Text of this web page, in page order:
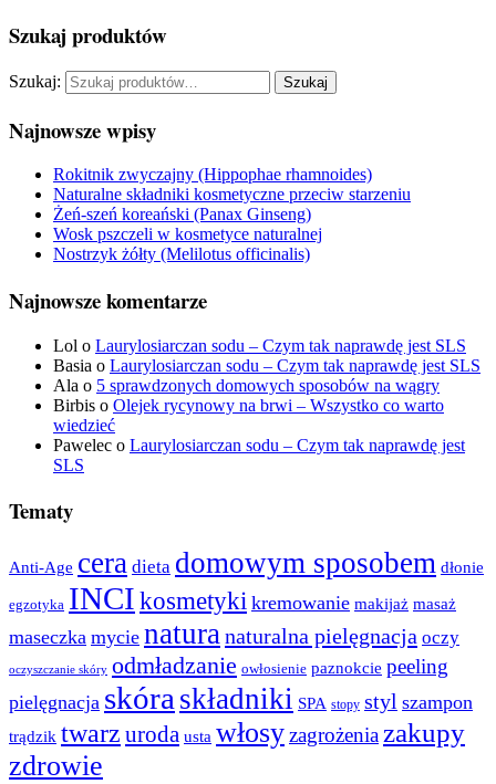
Szukaj produktów
Szukaj: Szukaj
Najnowsze wpisy
Rokitnik zwyczajny (Hippophae rhamnoides)
Naturalne składniki kosmetyczne przeciw starzeniu
Żeń-szeń koreański (Panax Ginseng)
Wosk pszczeli w kosmetyce naturalnej
Nostrzyk żółty (Melilotus officinalis)
Najnowsze komentarze
Lol o Laurylosiarczan sodu – Czym tak naprawdę jest SLS
Basia o Laurylosiarczan sodu – Czym tak naprawdę jest SLS
Ala o 5 sprawdzonych domowych sposobów na wągry
Birbis o Olejek rycynowy na brwi – Wszystko co warto
wiedzieć
Pawelec o Laurylosiarczan sodu – Czym tak naprawdę jest
SLS
Tematy
Anti-Age cera dieta domowym sposobem dłonie
egzotyka INCIkosmetyki kremowanie makijaż masaż
maseczka mycie naturanaturalna pielęgnacja oczy
oczyszczanie skóry odmładzanie owłosienie paznokcie peeling
pielęgnacja skóra składniki SPA stopy styl szampon
trądzik twarz uroda usta włosyzagrożenia zakupy
zdrowie